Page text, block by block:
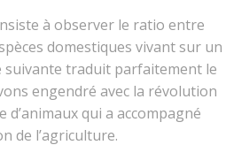
à observer le ratio entre
domestiques vivant sur un
suivante traduit parfaitement le
engendré avec la révolution
d’animaux qui a accompagné
de l’agriculture.